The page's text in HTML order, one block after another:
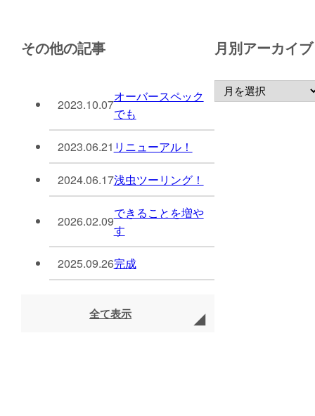
その他の記事
2023.10.07
オーバースペック
でも
2023.06.21 リニューアル！
2024.06.17浅虫ツーリング！
2026.02.09
できることを増や
す
2025.09.26完成
全て表示
月別アーカイブ